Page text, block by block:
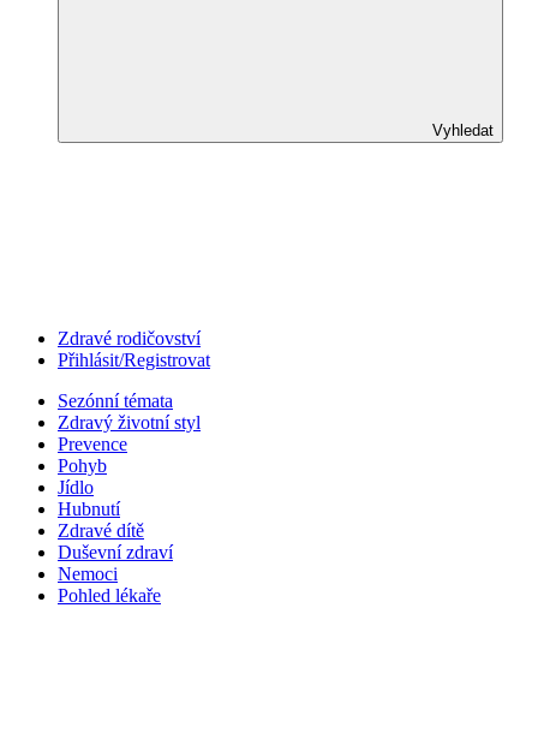
Vyhledat
Zdravé rodičovství
Přihlásit/Registrovat
Sezónní témata
Zdravý životní styl
Prevence
Pohyb
Jídlo
Hubnutí
Zdravé dítě
Duševní zdraví
Nemoci
Pohled lékaře